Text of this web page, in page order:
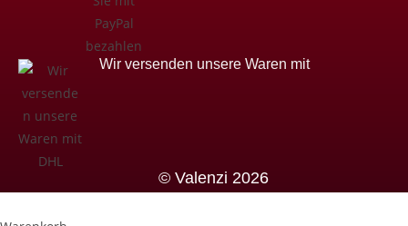
Wir versenden unsere Waren mit
© Valenzi 2026